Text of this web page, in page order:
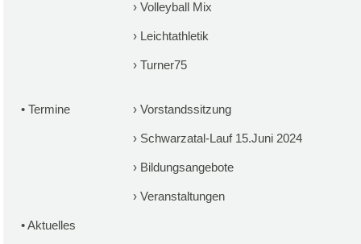
› Volleyball Mix
› Leichtathletik
› Turner75
• Termine › Vorstandssitzung
› Schwarzatal-Lauf 15.Juni 2024
› Bildungsangebote
› Veranstaltungen
•Aktuelles